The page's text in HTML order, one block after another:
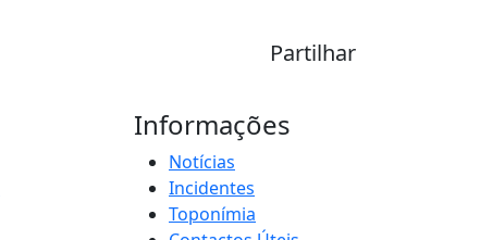
Partilhar
Informações
Notícias
Incidentes
Toponímia